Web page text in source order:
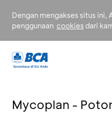
Dengan mengakses situs ini,
penggunaan cookies dari
Mycoplan -